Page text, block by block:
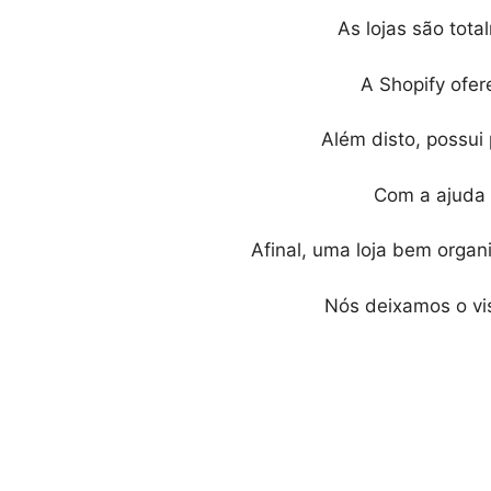
As lojas são
A Shopify
Além disto, possui
Com a
Afinal, uma loja bem
Nós deixamos o